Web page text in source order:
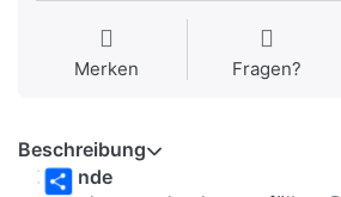
Merken Fragen?
Beschreibung
Zu Ende